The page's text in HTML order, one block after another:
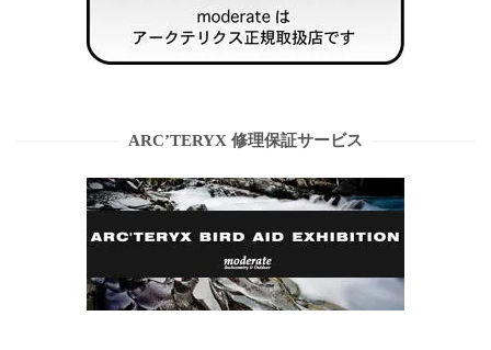
ARC’TERYX 修理保証サービス